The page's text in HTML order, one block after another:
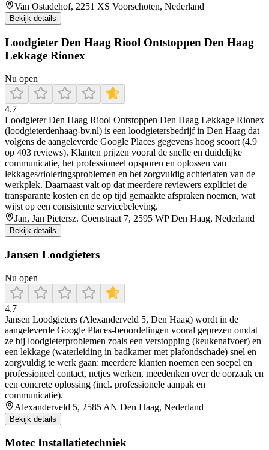
Van Ostadehof, 2251 XS Voorschoten, Nederland
Bekijk details
Loodgieter Den Haag Riool Ontstoppen Den Haag
Lekkage Rionex
Nu open
4.7
Loodgieter Den Haag Riool Ontstoppen Den Haag Lekkage Rionex
(loodgieterdenhaag-bv.nl) is een loodgietersbedrijf in Den Haag dat
volgens de aangeleverde Google Places gegevens hoog scoort (4.9
op 403 reviews). Klanten prijzen vooral de snelle en duidelijke
communicatie, het professioneel opsporen en oplossen van
lekkages/rioleringsproblemen en het zorgvuldig achterlaten van de
werkplek. Daarnaast valt op dat meerdere reviewers expliciet de
transparante kosten en de op tijd gemaakte afspraken noemen, wat
wijst op een consistente servicebeleving.
Jan, Jan Pietersz. Coenstraat 7, 2595 WP Den Haag, Nederland
Bekijk details
Jansen Loodgieters
Nu open
4.7
Jansen Loodgieters (Alexanderveld 5, Den Haag) wordt in de
aangeleverde Google Places-beoordelingen vooral geprezen omdat
ze bij loodgieterproblemen zoals een verstopping (keukenafvoer) en
een lekkage (waterleiding in badkamer met plafondschade) snel en
zorgvuldig te werk gaan: meerdere klanten noemen een soepel en
professioneel contact, netjes werken, meedenken over de oorzaak en
een concrete oplossing (incl. professionele aanpak en
communicatie).
Alexanderveld 5, 2585 AN Den Haag, Nederland
Bekijk details
Motec Installatietechniek